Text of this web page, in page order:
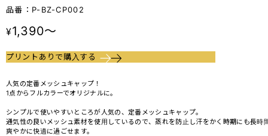
品番：P-BZ-CP002
¥1,390～
プリントありで購入する
人気の定番メッシュキャップ！
1点からフルカラーでオリジナルに。
シンプルで使いやすいところが人気の、定番メッシュキャップ。
通気性の良いメッシュ素材を使用しているので、蒸れを防止し汗をかく時期にも長時
爽やかに快適に過ごせます。